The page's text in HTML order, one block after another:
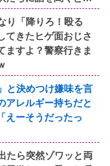
り「降りろ！殴る
てきたヒゲ面おじさ
ますよ？警察行きま
と決めつけ嫌味を言
アレルギー持ちだと
えーそうだったっ
たら突然ゾワッと両